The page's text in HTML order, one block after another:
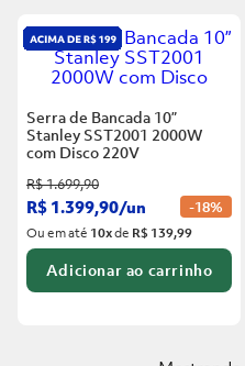
Serra de Bancada 10”
Stanley SST2001 2000W
com Disco 220V
R$1.699,90
R$ 1.399,90/un -18%
Ou em até 10xde R$ 139,99
Adicionar ao carrinho